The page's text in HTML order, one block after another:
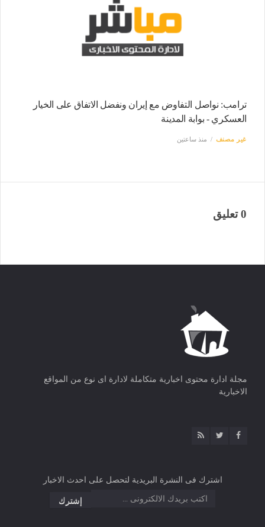
ترامب: نواصل التفاوض مع إيران ونفضل الاتفاق على الخيار
العسكري - بوابة المدينة
غير مصنف منذ ساعتين
0 تعليق
مجلة ادارة محتوى اخبارية متكاملة لادارة اى نوع من المواقع
الاخبارية
اشترك فى النشرة البريدية لتحصل على احدث الاخبار